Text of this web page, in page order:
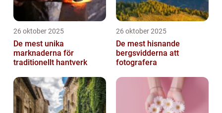
26 oktober 2025
De mest unika
marknaderna för
traditionellt hantverk
26 oktober 2025
De mest hisnande
bergsvidderna att
fotografera